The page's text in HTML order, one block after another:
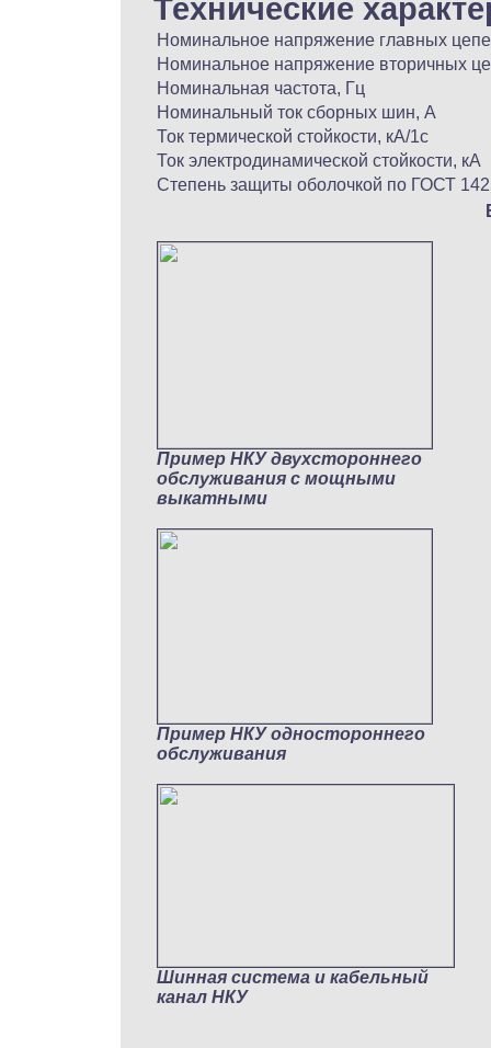
Технические
Номинальное напряжение главных
Номинальное напряжение вторичных
Номинальная частота, Гц
Номинальный ток сборных шин, А
Ток термической стойкости, кА/1с
Ток электродинамической стойкости, кА
Степень защиты оболочкой по ГОСТ
Пример НКУ двухстороннего
обслуживания с мощными
выкатными
Пример НКУ одностороннего
обслуживания
Шинная система и кабельный
канал НКУ